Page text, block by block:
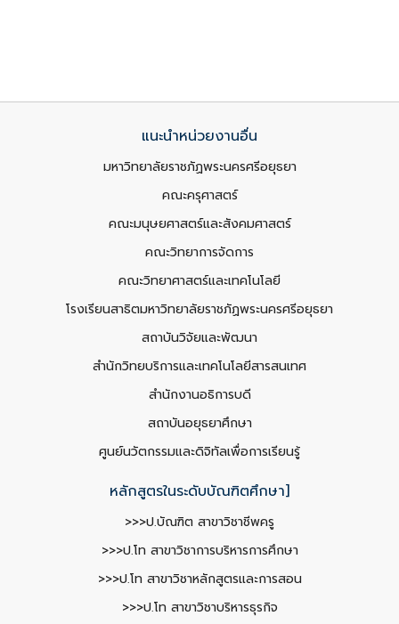
แนะนำหน่วยงานอื่น
มหาวิทยาลัยราชภัฏพระนครศรีอยุธยา
คณะครุศาสตร์
คณะมนุษยศาสตร์และสังคมศาสตร์
คณะวิทยาการจัดการ
คณะวิทยาศาสตร์และเทคโนโลยี
โรงเรียนสาธิตมหาวิทยาลัยราชภัฏพระนครศรีอยุธยา
สถาบันวิจัยและพัฒนา
สำนักวิทยบริการและเทคโนโลยีสารสนเทศ
สำนักงานอธิการบดี
สถาบันอยุธยาศึกษา
ศูนย์นวัตกรรมและดิจิทัลเพื่อการเรียนรู้
หลักสูตรในระดับบัณฑิตศึกษา]
>>>ป.บัณฑิต สาขาวิชาชีพครู
>>>ป.โท สาขาวิชาการบริหารการศึกษา
>>>ป.โท สาขาวิชาหลักสูตรและการสอน
>>>ป.โท สาขาวิชาบริหารธุรกิจ